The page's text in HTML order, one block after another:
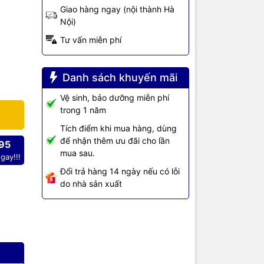
Giao hàng ngay (nội thành Hà
Nội)
Tư vấn miễn phí
Danh sách khuyến mãi
Vệ sinh, bảo dưỡng miễn phí
trong 1 năm
Tích điểm khi mua hàng, dùng
để nhận thêm ưu đãi cho lần
mua sau.
Đổi trả hàng 14 ngày nếu có lỗi
do nhà sản xuất
nay cần.
tích
trong
lực
với
bao
4321 và
trội,
thế
toàn